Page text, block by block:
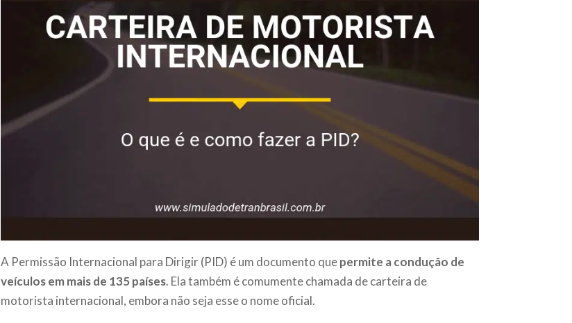
A Permissão Internacional para Dirigir (PID) é um documento quepermite a condução de
veículos em mais de 135 países. Ela também é comumente chamada de carteira de
motorista internacional, embora não seja esse o nome oficial.